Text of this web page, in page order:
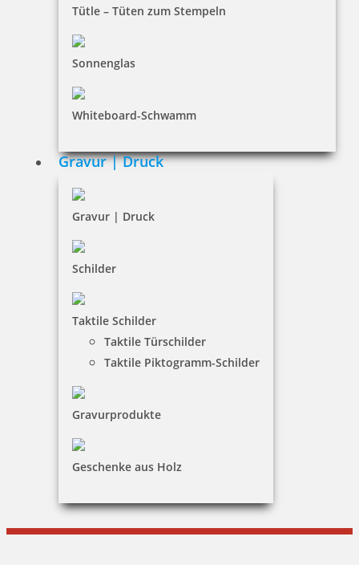
Tütle – Tüten zum Stempeln
Sonnenglas
Whiteboard-Schwamm
Gravur | Druck
Gravur | Druck
Schilder
Taktile Schilder
Taktile Türschilder
Taktile Piktogramm-Schilder
Gravurprodukte
Geschenke aus Holz
INFORMATIONEN
Impressum
Widerruf
Barrierefreiheit
Vertrag widerrufen
Mein Konto
KONTAKT
DILDEY Büromaschinen - Bürobedarf
Frank Dildey
09355 / 1506